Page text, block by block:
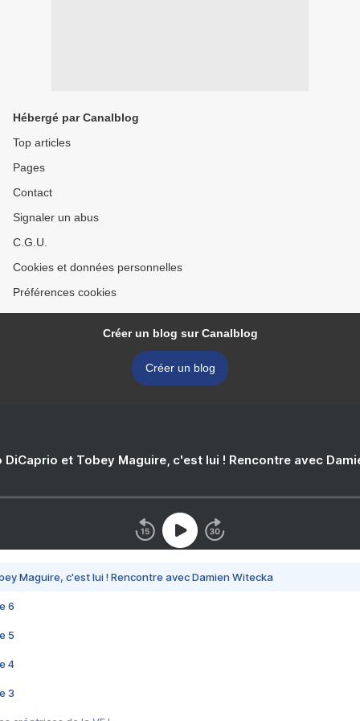
Hébergé par Canalblog
Top articles
Pages
Contact
Signaler un abus
C.G.U.
Cookies et données personnelles
Préférences cookies
Créer un blog sur Canalblog
Créer un blog
DiCaprio et Tobey Maguire, c'est lui ! Rencontre avec
Maguire, c'est lui ! Rencontre avec Damien Witecka
6
5
4
3